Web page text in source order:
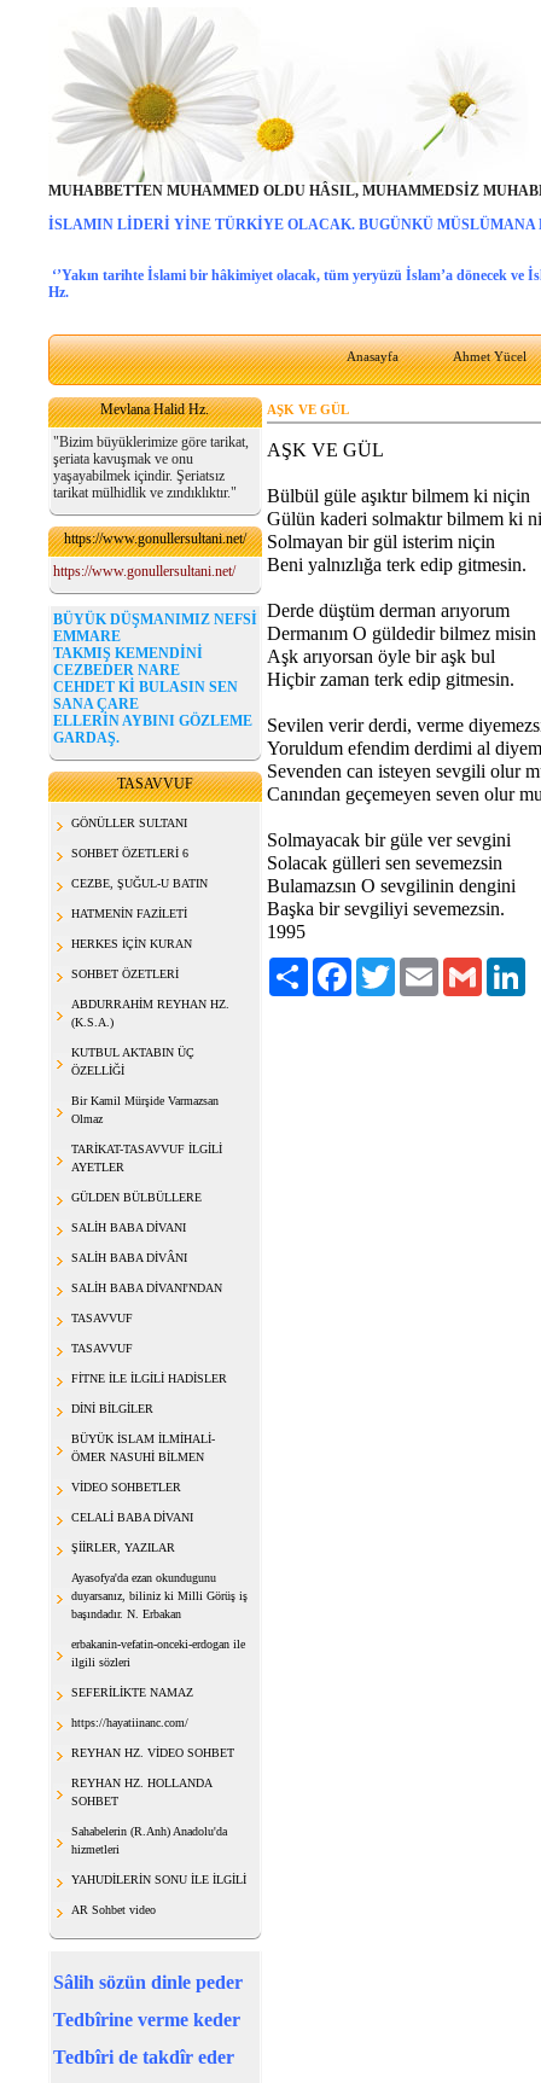
MUHABBETTEN MUHAMMED OLDU HÂSIL, MUHAMMEDSİZ
İSLAMIN LİDERİ YİNE TÜRKİYE OLACAK. BUGÜNKÜ
‘’Yakın tarihte İslami bir hâkimiyet olacak, tüm yeryüzü İslam’a dönecek ve
Hz.
Anasayfa Ahmet Yücel
Mevlana Halid Hz.
"Bizim büyüklerimize göre tarikat,
şeriata kavuşmak ve onu
yaşayabilmek içindir. Şeriatsız
tarikat mülhidlik ve zındıklıktır."
https://www.gonullersultani.net/
https://www.gonullersultani.net/
BÜYÜK DÜŞMANIMIZ NEFSİ
EMMARE
TAKMIŞ KEMENDİNİ
CEZBEDER NARE
CEHDET Kİ BULASIN SEN
SANA ÇARE
ELLERİN AYBINI GÖZLEME
GARDAŞ.
TASAVVUF
GÖNÜLLER SULTANI
SOHBET ÖZETLERİ 6
CEZBE, ŞUĞUL-U BATIN
HATMENİN FAZİLETİ
HERKES İÇİN KURAN
SOHBET ÖZETLERİ
ABDURRAHİM REYHAN HZ.
(K.S.A.)
KUTBUL AKTABIN ÜÇ
ÖZELLİĞİ
Bir Kamil Mürşide Varmazsan
Olmaz
TARİKAT-TASAVVUF İLGİLİ
AYETLER
GÜLDEN BÜLBÜLLERE
SALİH BABA DİVANI
SALİH BABA DİVÂNI
SALİH BABA DİVANI'NDAN
TASAVVUF
TASAVVUF
FİTNE İLE İLGİLİ HADİSLER
DİNİ BİLGİLER
BÜYÜK İSLAM İLMİHALİ-
ÖMER NASUHİ BİLMEN
VİDEO SOHBETLER
CELALİ BABA DİVANI
ŞİİRLER, YAZILAR
Ayasofya'da ezan okundugunu
duyarsanız, biliniz ki Milli Görüş iş
başındadır. N. Erbakan
erbakanin-vefatin-onceki-erdogan ile
ilgili sözleri
SEFERİLİKTE NAMAZ
https://hayatiinanc.com/
REYHAN HZ. VİDEO SOHBET
REYHAN HZ. HOLLANDA
SOHBET
Sahabelerin (R.Anh) Anadolu'da
hizmetleri
YAHUDİLERİN SONU İLE İLGİLİ
AR Sohbet video
Sâlih sözün dinle peder
Tedbîrine verme keder
Tedbîri de takdîr eder
AŞK VE GÜL
AŞK VE GÜL
Bülbül güle aşıktır bilmem ki niçin
Gülün kaderi solmaktır bilmem ki
Solmayan bir gül isterim niçin
Beni yalnızlığa terk edip gitmesin.
Derde düştüm derman arıyorum
Dermanım O güldedir bilmez misin
Aşk arıyorsan öyle biraşk bul
Hiçbirzaman terk edip gitmesin.
Sevilen verir derdi, verme
Yoruldum efendim derdimi al
Sevenden can isteyen sevgili olur
Canından geçemeyen seven olur
Solmayacak bir güle versevgini
Solacak gülleri sen sevemezsin
Bulamazsın O sevgilinin dengini
Başka birsevgiliyi sevemezsin.
1995
Paylaş FacebookTwitter Email Gmail